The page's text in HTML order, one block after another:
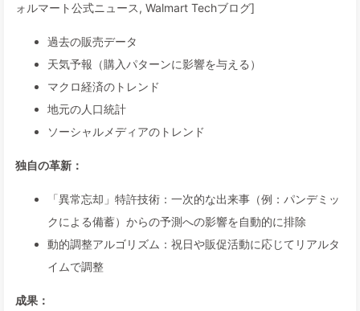
ォルマート公式ニュース, Walmart Techブログ]
過去の販売データ
天気予報（購入パターンに影響を与える）
マクロ経済のトレンド
地元の人口統計
ソーシャルメディアのトレンド
独自の革新：
「異常忘却」特許技術：一次的な出来事（例：パンデミッ
クによる備蓄）からの予測への影響を自動的に排除
動的調整アルゴリズム：祝日や販促活動に応じてリアルタ
イムで調整
成果：